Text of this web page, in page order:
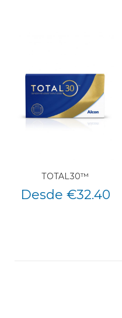
TOTAL30™
Desde €32.40